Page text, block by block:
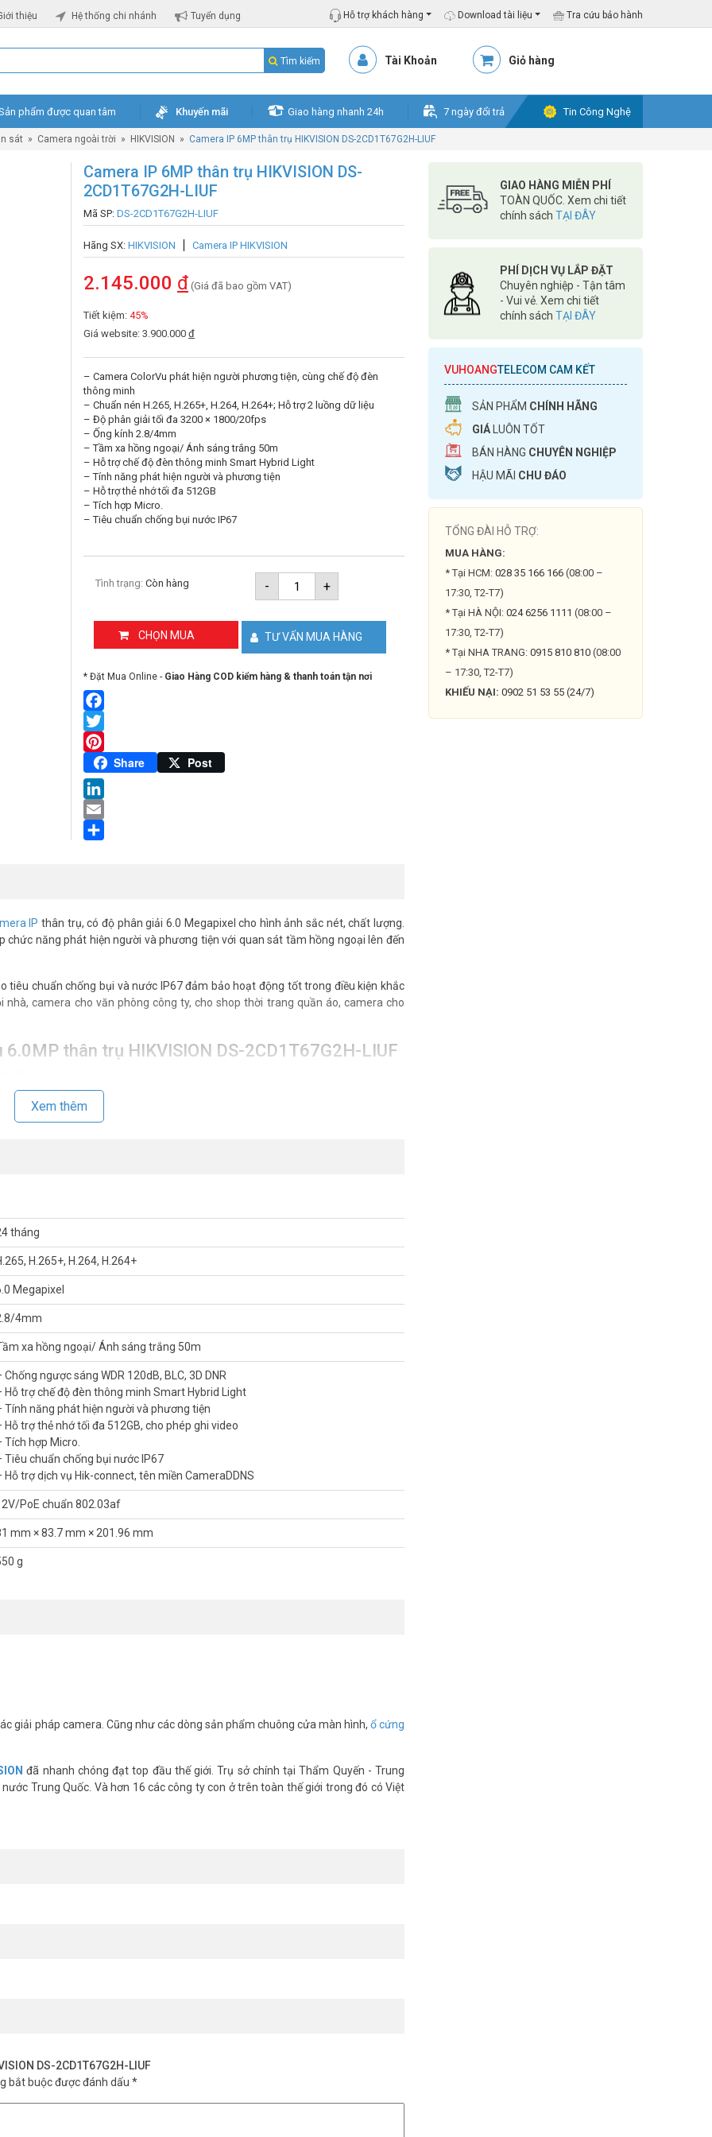
thiệu Hệ thống chi nhánh Tuyển dụng Hỗ trợ khách hàng Download tài liệu Tra cứu bảo hành
Tìm kiếm Tài Khoản Giỏ hàng
phẩm được quan tâm Khuyến mãi Giao hàng nhanh 24h 7 ngày đổi trả Tin Công Nghệ
sát » Camera ngoài trời » HIKVISION » Camera IP 6MP thân trụ HIKVISION DS-2CD1T67G2H-LIUF
Camera IP 6MP thân trụ HIKVISION DS-
2CD1T67G2H-LIUF
Mã SP: DS-2CD1T67G2H-LIUF
Hãng SX: HIKVISION Camera IP HIKVISION
2.145.000 đ (Giá đã bao gồm VAT)
Tiết kiệm: 45%
Giá website: 3.900.000 đ
– Camera ColorVu phát hiện người phương tiện, cùng chế độ đèn
thông minh
– Chuẩn nén H.265, H.265+, H.264, H.264+; Hỗ trợ 2 luồng dữ liệu
– Độ phân giải tối đa 3200 × 1800/20fps
– Ống kính 2.8/4mm
– Tầm xa hồng ngoại/ Ánh sáng trắng 50m
– Hỗ trợ chế độ đèn thông minh Smart Hybrid Light
– Tính năng phát hiện người và phương tiện
– Hỗ trợ thẻ nhớ tối đa 512GB
– Tích hợp Micro.
– Tiêu chuẩn chống bụi nước IP67
-
Camera
IP
6MP
trụ
HIKVISION
DS-
LIUF
+
Tình trạng: Còn hàng
CHỌN MUA TƯ VẤN MUA HÀNG
* Đặt Mua Online - Giao Hàng COD kiểm hàng & thanh toán tận nơi
Facebook
Twitter
Pinterest
Share Post
LinkedIn
Email
IP thân trụ, có độ phân giải 6.0 Megapixel cho hình ảnh sắc nét, chất lượng.
năng phát hiện người và phương tiện với quan sát tầm hồng ngoại lên đến
tiêu chuẩn chống bụi và nước IP67 đảm bảo hoạt động tốt trong điều kiện khắc
nhà, camera cho văn phòng công ty, cho shop thời trang quần áo, camera cho
thân trụ HIKVISION DS-2CD1T67G2H-LIUF
hôm nay để được hỗ trợ giá tốt nhất. Tham khảo thêm thông tin tại
Xem thêm
tháng
H.265+, H.264, H.264+
Megapixel
4mm
xa hồng ngoại/ Ánh sáng trắng 50m
Chống ngược sáng WDR 120dB, BLC, 3D DNR
Hỗ trợ chế độ đèn thông minh Smart Hybrid Light
Tính năng phát hiện người và phương tiện
Hỗ trợ thẻ nhớ tối đa 512GB, cho phép ghi video
Tích hợp Micro.
Tiêu chuẩn chống bụi nước IP67
Hỗ trợ dịch vụ Hik-connect, tên miền CameraDDNS
PoE chuẩn 802.03af
mm × 83.7 mm × 201.96 mm
g
giải pháp camera. Cũng như các dòng sản phẩm chuông cửa màn hình, ổ cứng
đã nhanh chóng đạt top đầu thế giới. Trụ sở chính tại Thẩm Quyến - Trung
Trung Quốc. Và hơn 16 các công ty con ở trên toàn thế giới trong đó có Việt
DS-2CD1T67G2H-LIUF
bắt buộc được đánh dấu *
GIAO HÀNG MIỄN PHÍ
TOÀN QUỐC. Xem chi tiết
chính sách TẠI ĐÂY
PHÍ DỊCH VỤ LẮP ĐẶT
Chuyên nghiệp - Tận tâm
- Vui vẻ. Xem chi tiết
chính sách TẠI ĐÂY
VUHOANGTELECOM CAM KẾT
SẢN PHẨM CHÍNH HÃNG
GIÁ LUÔN TỐT
BÁN HÀNG CHUYÊN NGHIỆP
HẬU MÃI CHU ĐÁO
TỔNG ĐÀI HỖ TRỢ:
MUA HÀNG:
* Tại HCM: 028 35 166 166 (08:00 –
17:30, T2-T7)
* Tại HÀ NỘI: 024 6256 1111 (08:00 –
17:30, T2-T7)
* Tại NHA TRANG: 0915 810 810 (08:00
– 17:30, T2-T7)
KHIẾU NẠI: 0902 51 53 55 (24/7)